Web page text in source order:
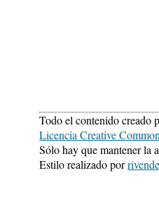
Todo el contenido creado
Licencia Creative
Sólo hay que mantener la
Estilo realizado por